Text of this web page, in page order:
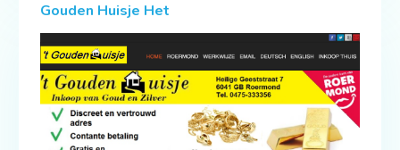
Gouden Huisje Het